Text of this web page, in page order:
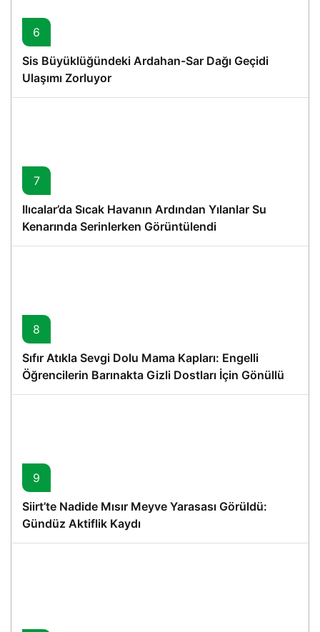
6
Sis Büyüklüğündeki Ardahan-Sar Dağı Geçidi
Ulaşımı Zorluyor
7
Ilıcalar’da Sıcak Havanın Ardından Yılanlar Su
Kenarında Serinlerken Görüntülendi
8
Sıfır Atıkla Sevgi Dolu Mama Kapları: Engelli
Öğrencilerin Barınakta Gizli Dostları İçin Gönüllü
Proje
9
Siirt’te Nadide Mısır Meyve Yarasası Görüldü:
Gündüz Aktiflik Kaydı